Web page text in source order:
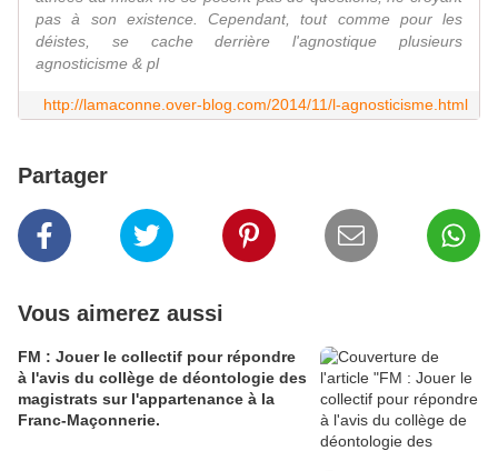
pas à son existence. Cependant, tout comme pour les
déistes, se cache derrière l'agnostique plusieurs
agnosticisme & pl
http://lamaconne.over-blog.com/2014/11/l-agnosticisme.html
Partager
Vous aimerez aussi
FM : Jouer le collectif pour répondre
à l'avis du collège de déontologie des
magistrats sur l'appartenance à la
Franc-Maçonnerie.